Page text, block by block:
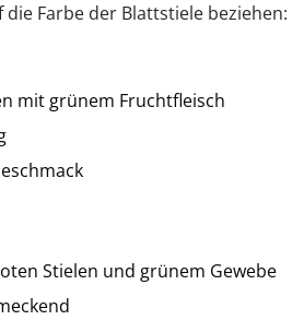
Farbe der Blattstiele beziehen:
mit grünem Fruchtfleisch
Stielen und grünem Gewebe